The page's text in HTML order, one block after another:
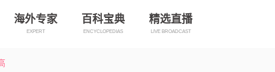
海外专家
EXPERT
百科宝典
ENCYCLOPEDIAS
精选直播
LIVE BROADCAST